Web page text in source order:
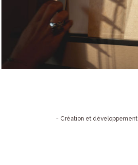
- Création et développement